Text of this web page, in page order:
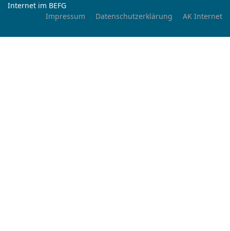
Internet im BEFG
Impressum
Datenschutzerklärung AK Internet